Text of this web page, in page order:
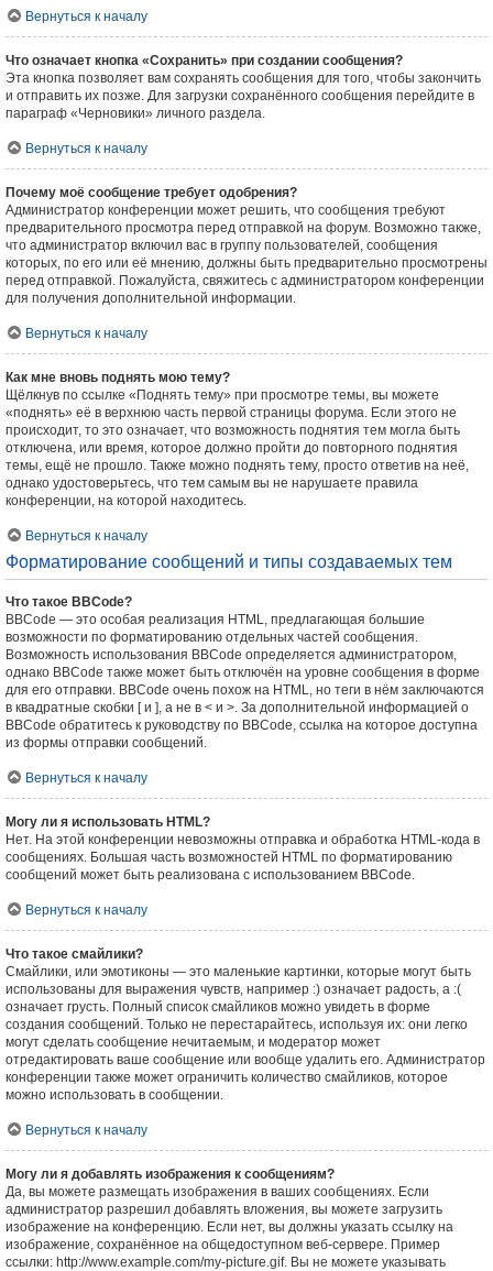
Вернуться к началу
Что означает кнопка «Сохранить» при создании сообщения?
Эта кнопка позволяет вам сохранять сообщения для того, чтобы закончить
и отправить их позже. Для загрузки сохранённого сообщения перейдите в
параграф «Черновики» личного раздела.
Вернуться к началу
Почему моё сообщение требует одобрения?
Администратор конференции может решить, что сообщения требуют
предварительного просмотра перед отправкой на форум. Возможно также,
что администратор включил вас в группу пользователей, сообщения
которых, по его или её мнению, должны быть предварительно просмотрены
перед отправкой. Пожалуйста, свяжитесь с администратором конференции
для получения дополнительной информации.
Вернуться к началу
Как мне вновь поднять мою тему?
Щёлкнув по ссылке «Поднять тему» при просмотре темы, вы можете
«поднять» её в верхнюю часть первой страницы форума. Если этого не
происходит, то это означает, что возможность поднятия тем могла быть
отключена, или время, которое должно пройти до повторного поднятия
темы, ещё не прошло. Также можно поднять тему, просто ответив на неё,
однако удостоверьтесь, что тем самым вы не нарушаете правила
конференции, на которой находитесь.
Вернуться к началу
Форматирование сообщений и типы создаваемых тем
Что такое BBCode?
BBCode — это особая реализация HTML, предлагающая большие
возможности по форматированию отдельных частей сообщения.
Возможность использования BBCode определяется администратором,
однако BBCode также может быть отключён на уровне сообщения в форме
для его отправки. BBCode очень похож на HTML, но теги в нём заключаются
в квадратные скобки [ и ], а не в < и >. За дополнительной информацией о
BBCode обратитесь к руководству по BBCode, ссылка на которое доступна
из формы отправки сообщений.
Вернуться к началу
Могу ли я использовать HTML?
Нет. На этой конференции невозможны отправка и обработка HTML-кода в
сообщениях. Большая часть возможностей HTML по форматированию
сообщений может быть реализована с использованием BBCode.
Вернуться к началу
Что такое смайлики?
Смайлики, или эмотиконы — это маленькие картинки, которые могут быть
использованы для выражения чувств, например :) означает радость, а :(
означает грусть. Полный список смайликов можно увидеть в форме
создания сообщений. Только не перестарайтесь, используя их: они легко
могут сделать сообщение нечитаемым, и модератор может
отредактировать ваше сообщение или вообще удалить его. Администратор
конференции также может ограничить количество смайликов, которое
можно использовать в сообщении.
Вернуться к началу
Могу ли я добавлять изображения к сообщениям?
Да, вы можете размещать изображения в ваших сообщениях. Если
администратор разрешил добавлять вложения, вы можете загрузить
изображение на конференцию. Если нет, вы должны указать ссылку на
изображение, сохранённое на общедоступном веб-сервере. Пример
ссылки: http://www.example.com/my-picture.gif. Вы не можете указывать